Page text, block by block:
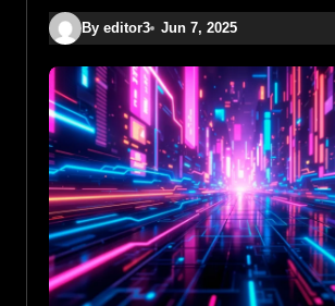
By editor3 Jun 7, 2025